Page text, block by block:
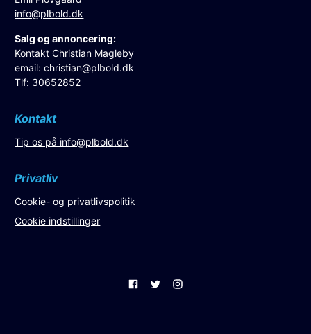
info@plbold.dk
Salg og annoncering:
Kontakt Christian Magleby
email:christian@plbold.dk
Tlf: 30652852
Kontakt
Tip os på info@plbold.dk
Privatliv
Cookie- og privatlivspolitik
Cookie indstillinger